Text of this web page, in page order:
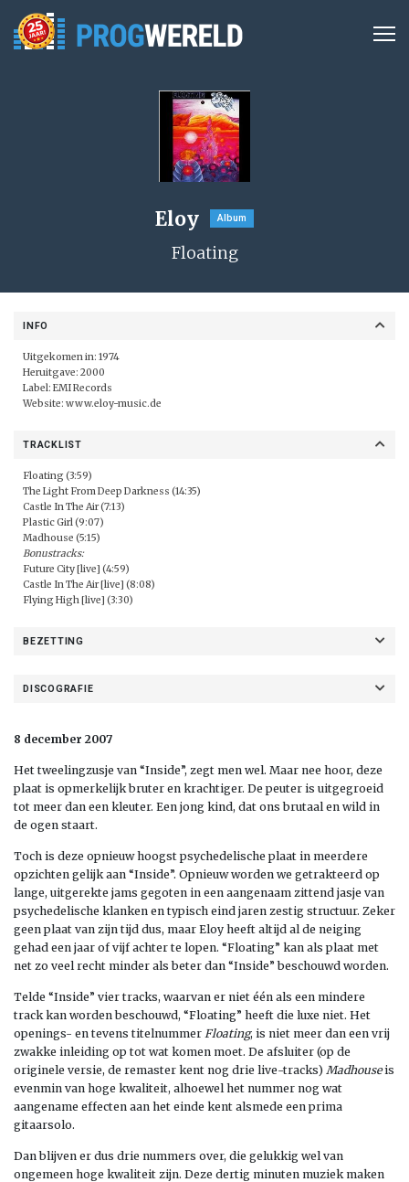
Eloy Album
Floating
INFO
Uitgekomen in: 1974
Heruitgave: 2000
Label: EMI Records
Website: www.eloy-music.de
TRACKLIST
Floating (3:59)
The Light From Deep Darkness (14:35)
Castle In The Air (7:13)
Plastic Girl (9:07)
Madhouse (5:15)
Bonustracks:
Future City [live] (4:59)
Castle In The Air [live] (8:08)
Flying High [live] (3:30)
BEZETTING
DISCOGRAFIE
8 december 2007
Het tweelingzusje van “Inside”, zegt men wel. Maar nee hoor, deze
plaat is opmerkelijk bruter en krachtiger. De peuter is uitgegroeid
tot meer dan een kleuter. Een jong kind, dat ons brutaal en wild in
de ogen staart.
Toch is deze opnieuw hoogst psychedelische plaat in meerdere
opzichten gelijk aan “Inside”. Opnieuw worden we getrakteerd op
lange, uitgerekte jams gegoten in een aangenaam zittend jasje van
psychedelische klanken en typisch eind jaren zestig structuur. Zeker
geen plaat van zijn tijd dus, maar Eloy heeft altijd al de neiging
gehad een jaar of vijf achter te lopen. “Floating” kan als plaat met
net zo veel recht minder als beter dan “Inside” beschouwd worden.
Telde “Inside” vier tracks, waarvan er niet één als een mindere
track kan worden beschouwd, “Floating” heeft die luxe niet. Het
openings- en tevens titelnummer Floating, is niet meer dan een vrij
zwakke inleiding op tot wat komen moet. De afsluiter (op de
originele versie, de remaster kent nog drie live-tracks) Madhouseis
evenmin van hoge kwaliteit, alhoewel het nummer nog wat
aangename effecten aan het einde kent alsmede een prima
gitaarsolo.
Dan blijven er dus drie nummers over, die gelukkig wel van
ongemeen hoge kwaliteit zijn. Deze dertig minuten muziek maken